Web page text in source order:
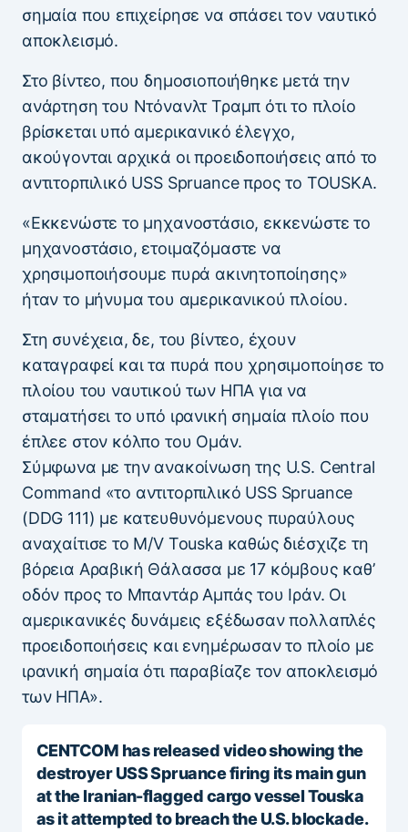
σημαία που επιχείρησε να σπάσει τον ναυτικό
αποκλεισμό.
Στο βίντεο, που δημοσιοποιήθηκε μετά την
ανάρτηση του Ντόνανλτ Τραμπ ότι το πλοίο
βρίσκεται υπό αμερικανικό έλεγχο,
ακούγονται αρχικά οι προειδοποιήσεις από το
αντιτορπιλικό USS Spruance προς το TOUSKA.
«Εκκενώστε το μηχανοστάσιο, εκκενώστε το
μηχανοστάσιο, ετοιμαζόμαστε να
χρησιμοποιήσουμε πυρά ακινητοποίησης»
ήταν το μήνυμα του αμερικανικού πλοίου.
Στη συνέχεια, δε, του βίντεο, έχουν
καταγραφεί και τα πυρά που χρησιμοποίησε το
πλοίου του ναυτικού των ΗΠΑ για να
σταματήσει το υπό ιρανική σημαία πλοίο που
έπλεε στον κόλπο του Ομάν.
Σύμφωνα με την ανακοίνωση της U.S. Central
Command «το αντιτορπιλικό USS Spruance
(DDG 111) με κατευθυνόμενους πυραύλους
αναχαίτισε το M/V Touska καθώς διέσχιζε τη
βόρεια Αραβική Θάλασσα με 17 κόμβους καθ’
οδόν προς το Μπαντάρ Αμπάς του Ιράν. Οι
αμερικανικές δυνάμεις εξέδωσαν πολλαπλές
προειδοποιήσεις και ενημέρωσαν το πλοίο με
ιρανική σημαία ότι παραβίαζε τον αποκλεισμό
των ΗΠΑ».
CENTCOM has released video showing the
destroyer USS Spruance firing its main gun
at the Iranian-flagged cargo vessel Touska
as it attempted to breach the U.S. blockade.